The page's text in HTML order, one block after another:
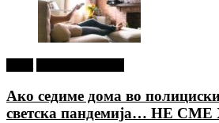
Ако седиме дома во
светска пандемија… НЕ